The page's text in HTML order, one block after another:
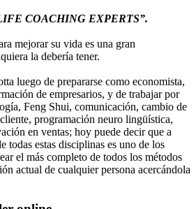
COACHING EXPERTS”.
mejorar su vida es una gran
la debería tener.
luego de prepararse como economista,
de empresarios, y de trabajar por
Feng Shui, comunicación, cambio de
programación neuro lingüística,
en ventas; hoy puede decir que a
todas estas disciplinas es uno de los
el más completo de todos los métodos
actual de cualquier persona acercándola